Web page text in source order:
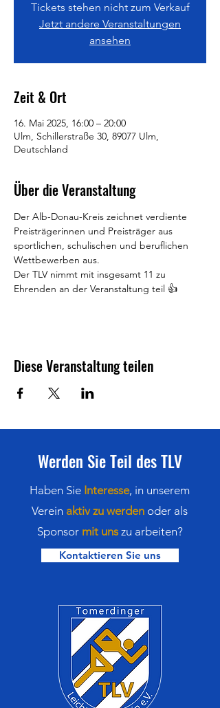
Tickets stehen nicht zum Verkauf
Jetzt andere Veranstaltungen
ansehen
Zeit & Ort
16. Mai 2025, 16:00 – 20:00
Ulm, Schillerstraße 30, 89077 Ulm,
Deutschland
Über die Veranstaltung
Der Alb-Donau-Kreis zeichnet verdiente
Preisträgerinnen und Preisträger aus
sportlichen, schulischen und beruflichen
Wettbewerben aus.
Der TLV nimmt mit insgesamt 11 zu
Ehrenden an der Veranstaltung teil 👍
Diese Veranstaltung teilen
Werden Sie Teil des TLV
Haben Sie Interesse, in unserem
Verein aktiv zu werden oder als
Sponsor mit unszu arbeiten?
Kontaktieren Sie uns